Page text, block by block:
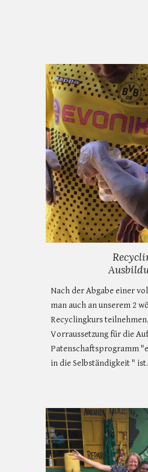
Nach der Abgabe einer
man auch an unserem 2
Recyclingkurs
Vorraussetzung für die
Patenschaftsprogramm
in die Selbständigkeit " ist.